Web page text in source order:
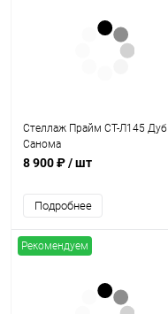
Стеллаж Прайм СТ-Л145 Дуб
Санома
8 900 ₽/ шт
Подробнее
Рекомендуем